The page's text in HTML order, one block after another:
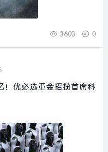
3603 0
！优必选重金招揽首席科